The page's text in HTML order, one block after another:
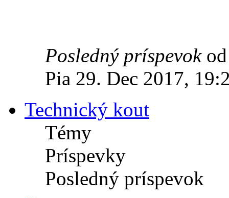
Posledný príspevok
Pia 29. Dec 2017,
Technický kout
Témy
Príspevky
Posledný príspevok